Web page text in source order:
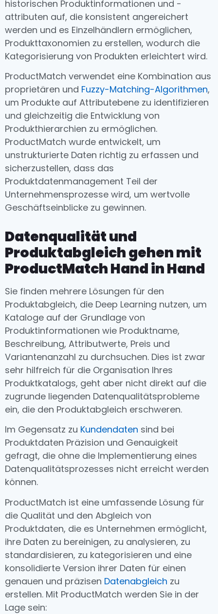
historischen Produktinformationen und -
attributen auf, die konsistent angereichert
werden und es Einzelhändlern ermöglichen,
Produkttaxonomien zu erstellen, wodurch die
Kategorisierung von Produkten erleichtert wird.
ProductMatch verwendet eine Kombination aus
proprietären und Fuzzy-Matching-Algorithmen,
um Produkte auf Attributebene zu identifizieren
und gleichzeitig die Entwicklung von
Produkthierarchien zu ermöglichen.
ProductMatch wurde entwickelt, um
unstrukturierte Daten richtig zu erfassen und
sicherzustellen, dass das
Produktdatenmanagement Teil der
Unternehmensprozesse wird, um wertvolle
Geschäftseinblicke zu gewinnen.
Datenqualität und
Produktabgleich gehen mit
ProductMatch Hand in Hand
Sie finden mehrere Lösungen für den
Produktabgleich, die Deep Learning nutzen, um
Kataloge auf der Grundlage von
Produktinformationen wie Produktname,
Beschreibung, Attributwerte, Preis und
Variantenanzahl zu durchsuchen. Dies ist zwar
sehr hilfreich für die Organisation Ihres
Produktkatalogs, geht aber nicht direkt auf die
zugrunde liegenden Datenqualitätsprobleme
ein, die den Produktabgleich erschweren.
Im Gegensatz zu Kundendaten sind bei
Produktdaten Präzision und Genauigkeit
gefragt, die ohne die Implementierung eines
Datenqualitätsprozesses nicht erreicht werden
können.
ProductMatch ist eine umfassende Lösung für
die Qualität und den Abgleich von
Produktdaten, die es Unternehmen ermöglicht,
ihre Daten zu bereinigen, zu analysieren, zu
standardisieren, zu kategorisieren und eine
konsolidierte Version ihrer Daten für einen
genauen und präzisen Datenabgleich zu
erstellen. Mit ProductMatch werden Sie in der
Lage sein: